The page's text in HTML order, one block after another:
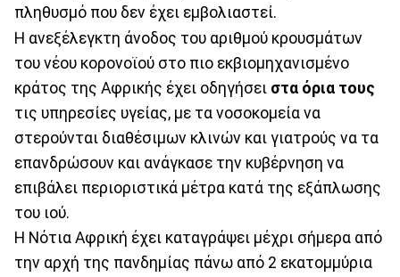
πληθυσμό που δεν έχει εμβολιαστεί.
Η ανεξέλεγκτη άνοδος του αριθμού κρουσμάτων
του νέου κορονοϊού στο πιο εκβιομηχανισμένο
κράτος της Αφρικής έχει οδηγήσει στα όρια τους
τις υπηρεσίες υγείας, με τα νοσοκομεία να
στερούνται διαθέσιμων κλινών και γιατρούς να τα
επανδρώσουν και ανάγκασε την κυβέρνηση να
επιβάλει περιοριστικά μέτρα κατά της εξάπλωσης
του ιού.
Η Νότια Αφρική έχει καταγράψει μέχρι σήμερα από
την αρχή της πανδημίας πάνω από 2 εκατομμύρια